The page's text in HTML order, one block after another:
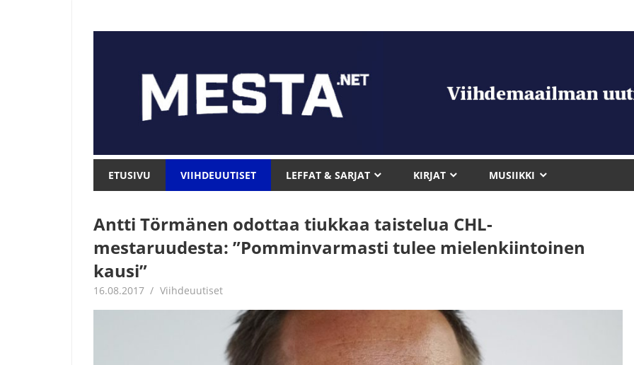
Mesta.net
ETUSIVU VIIHDEUUTISET LEFFAT & SARJAT KIRJAT MUSIIKKI
Antti Törmänen odottaa tiukkaa taistelua CHL-
mestaruudesta: ”Pomminvarmasti tulee mielenkiintoinen
kausi”
16.08.2017 Jouni Hirn
Viihdeuutiset